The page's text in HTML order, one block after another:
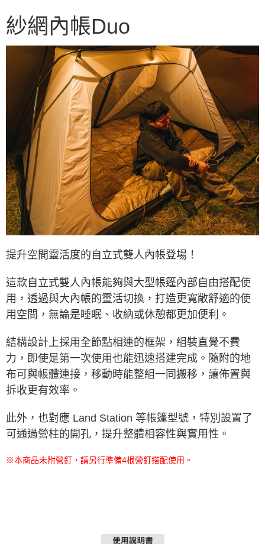
匯豐（台灣）商業銀行
聯邦商業銀行
元大商業銀行
永豐商業銀行
玉山商業銀行
星展（台灣）商業銀行
台新國際商業銀行
中國信託商業銀行
台灣樂天信用卡公司
國泰世華商業銀行
臺灣中小企業銀行
聯邦商業銀行
遠東國際商業銀行
元大商業銀行
永豐商業銀行
玉山商業銀行
星展（台灣）商業銀行
台新國際商業銀行
中國信託商業銀行
台灣樂天信用卡公司
Google Pay
AFTEE先享後付
【關於「AFTEE先享後付」】
AFTEE先享後付是「在收到商品之後才付款」的支付方式。 讓您購物簡單
便利好安心！
１．簡單：不需註冊會員、不需綁卡、不需儲值。
２．便利：只要手機號碼，簡訊認證，即可結帳。
３．安心：先確認商品／服務後，再付款。
【「AFTEE先享後付」結帳流程】
１．於結帳方式選擇「AFTEE先享後付」後，將跳轉至「AFTEE先享後付」
結帳頁面，進行簡訊認證並確認金額後，即可完成結帳。
２．訂單成立數日內，您將收到繳費通知簡訊。
３．收到繳費通知簡訊後14天內，點擊此簡訊中的連結，可透過四大超商／
ATM／網路銀行／等多元方式進行付款，方視為交易完成。
※ 請注意：結帳手續完成當下不需立刻繳費，但若您需要取消訂單，請聯絡
購買商品的店家。未經商家同意取消之訂單仍視為有效，需透過AFTEE先享
後付繳納相關費用。
是否繳費成功／繳費後需取消欲退款等相關疑問，請聯繫「AFTEE先享後付
【注意事項】
１．透過由恩沛科技股份有限公司提供之「AFTEE先享後付」服務完成之交
易，需依本服務之必要範圍內提供個人資料，並將交易相關給付款項請求債
權轉讓予恩沛科技股份有限公司。
https://aftee.tw/terms/#terms3
「AFTEE先享後付」，若未經同意申辦者引起之損失，本公司不負相關責
任。
時審查核予不同之上限額度；若仍有額度不足之情形，本公司將視審查結果
５．嚴禁一人註冊多個帳號或使用他人資訊註冊。若發現惡意使用之情形，
恩沛科技股份有限公司將有權停止該用戶之使用額度並採取法律行動。
運送方式
每筆NT$100，滿NT$2,000(含以上)免運費
紗網內帳Duo
提升空間靈活度的自立式雙人內帳登場！
這款自立式雙人內帳能夠與大型帳篷內部自由搭配使
用，透過與大內帳的靈活切換，打造更寬敞舒適的使
用空間，無論是睡眠、收納或休憩都更加便利。
結構設計上採用全節點相連的框架，組裝直覺不費
力，即使是第一次使用也能迅速搭建完成。隨附的地
布可與帳體連接，移動時能整組一同搬移，讓佈置與
拆收更有效率。
此外，也對應 Land Station 等帳篷型號，特別設置了
可通過營柱的開孔，提升整體相容性與實用性。
※本商品未附營釘，請另行準備4根營釘搭配使用。